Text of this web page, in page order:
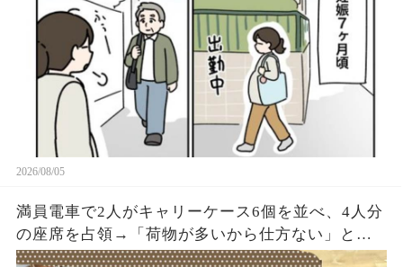
2026/08/05
満員電車で2人がキャリーケース6個を並べ、4人分
の座席を占領→「荷物が多いから仕方ない」と開
き直った直後、乗務員が車内を確認すると…